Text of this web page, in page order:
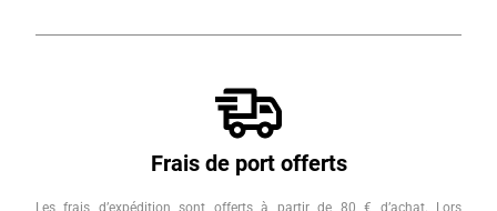
Frais de port offerts